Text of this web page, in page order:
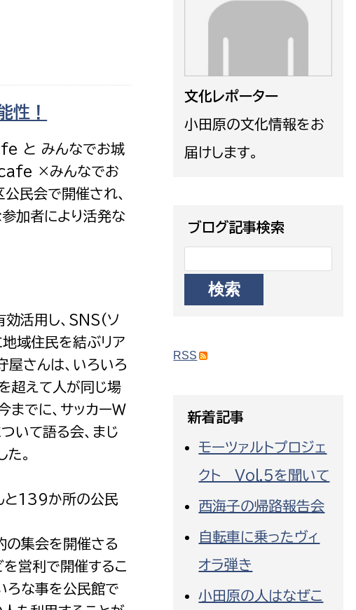
消防
病院
市議会
小田原城総合管理事務所
も政策課
も若者支援課
農政課
水産海浜課
患者サポートセンター
病院管理局：経営管理課
給食課
指導課
選挙管理委員会事務局
選挙管理委員会事務局
性！
と みんなでお城
×みんなでお
公民会で開催され、
加者により活発な
活用し、SNS(ソ
地域住民を結ぶリア
屋さんは、いろいろ
超えて人が同じ場
までに、サッカーＷ
いて語る会、まじ
。
と139か所の公民
の集会を開催さる
を営利で開催するこ
ろな事を公民館で
文化レポーター
小田原の文化情報をお
届けします。
ブログ記事検索
RSS
新着記事
モーツァルトプロジェ
クト Vol.5を聞いて
西海子の帰路報告会
自転車に乗ったヴィ
オラ弾き
小田原の人はなぜこ